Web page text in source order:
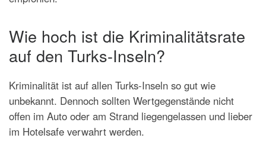
Wie hoch ist die Kriminalitätsrate
auf den Turks-Inseln?
Kriminalität ist auf allen Turks-Inseln so gut wie
unbekannt. Dennoch sollten Wertgegenstände nicht
offen im Auto oder am Strand liegengelassen und lieber
im Hotelsafe verwahrt werden.